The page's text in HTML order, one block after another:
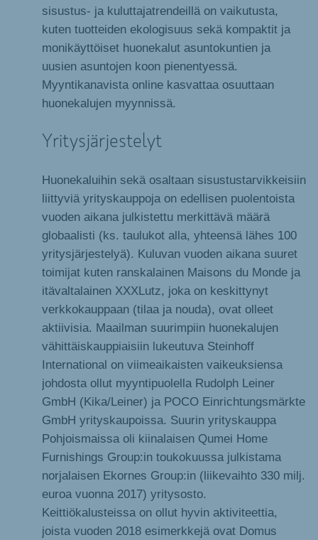
sisustus- ja kuluttajatrendeillä on vaikutusta,
kuten tuotteiden ekologisuus sekä kompaktit ja
monikäyttöiset huonekalut asuntokuntien ja
uusien asuntojen koon pienentyessä.
Myyntikanavista online kasvattaa osuuttaan
huonekalujen myynnissä.
Yritysjärjestelyt
Huonekaluihin sekä osaltaan sisustustarvikkeisiin
liittyviä yrityskauppoja on edellisen puolentoista
vuoden aikana julkistettu merkittävä määrä
globaalisti (ks. taulukot alla, yhteensä lähes 100
yritysjärjestelyä). Kuluvan vuoden aikana suuret
toimijat kuten ranskalainen Maisons du Monde ja
itävaltalainen XXXLutz, joka on keskittynyt
verkkokauppaan (tilaa ja nouda), ovat olleet
aktiivisia. Maailman suurimpiin huonekalujen
vähittäiskauppiaisiin lukeutuva Steinhoff
International on viimeaikaisten vaikeuksiensa
johdosta ollut myyntipuolella Rudolph Leiner
GmbH (Kika/Leiner) ja POCO Einrichtungsmärkte
GmbH yrityskaupoissa. Suurin yrityskauppa
Pohjoismaissa oli kiinalaisen Qumei Home
Furnishings Group:in toukokuussa julkistama
norjalaisen Ekornes Group:in (liikevaihto 330 milj.
euroa vuonna 2017) yritysosto.
Keittiökalusteissa on ollut hyvin aktiviteettia,
joista vuoden 2018 esimerkkejä ovat Domus